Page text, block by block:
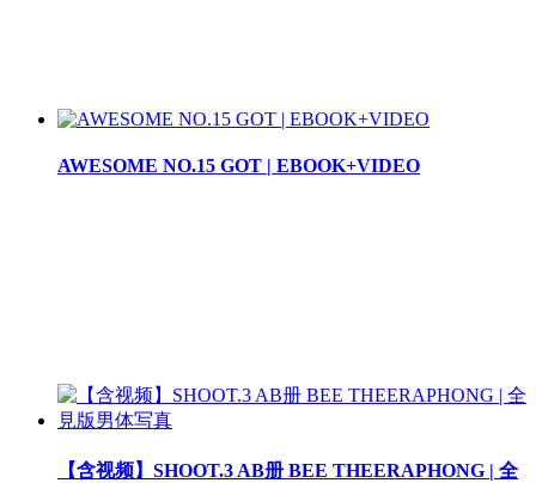
AWESOME NO.15 GOT | EBOOK+VIDEO
【含视频】SHOOT.3 AB册 BEE THEERAPHONG | 全